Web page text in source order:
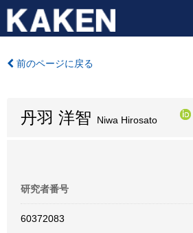
前のページに戻る
丹羽 洋智 Niwa Hirosato
研究者番号
60372083